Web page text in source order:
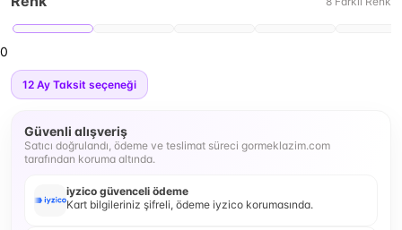
0
12 Ay Taksit seçeneği
Güvenli alışveriş
Satıcı doğrulandı, ödeme ve teslimat süreci gormeklazim.com
tarafından koruma altında.
iyzico güvenceli ödeme
Kart bilgileriniz şifreli, ödeme iyzico korumasında.